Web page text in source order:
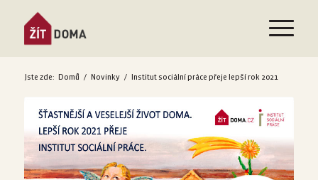
Jste zde: Domů / Novinky / Institut sociální práce přeje lepší rok 2021